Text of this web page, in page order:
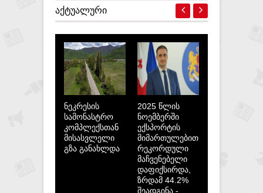
ᲐᲥᲢᲣᲐᲚᲣᲠᲘ
ნეკრესის
სამონასტრო
კომპლექსთან
მისასვლელი
გზა განახლდა
2025 წლის
ნოემბერში
ექსპორტის
მიმართულებით
რეკორდული
მაჩვენებელი
დაფიქსირდა,
ზრდამ 44.2%
შეადგინა -